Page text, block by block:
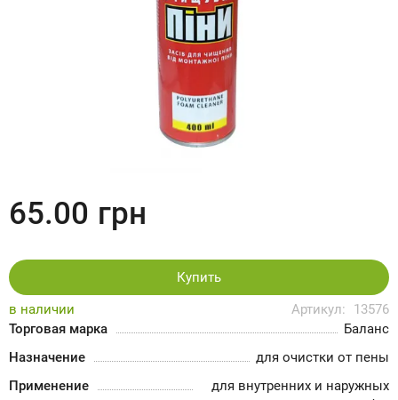
в наличии Артикул:
13576
Торговая марка
Баланс
Назначение
для очистки от пены
Применение
для внутренних и наружных
65.00 грн
Купить